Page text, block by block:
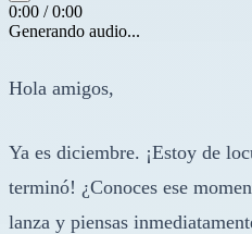
0:00 / 0:00
Generando audio...
Hola amigos,
Ya es diciembre. ¡Estoy de
terminó! ¿Conoces ese
lanza y piensas